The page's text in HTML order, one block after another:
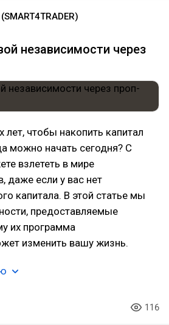
независимости через
чтобы накопить капитал
можно начать сегодня? С
взлететь в мире
даже если у вас нет
капитала. В этой статье мы
предоставляемые
их программа
изменить вашу жизнь.
116